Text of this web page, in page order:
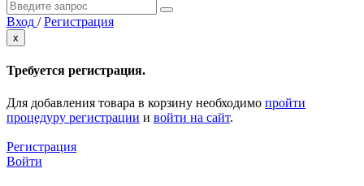
Вход / Регистрация
x
Требуется регистрация.
Для добавления товара в корзину необходимо пройти
процедуру регистрации и войти на сайт.
Регистрация
Войти